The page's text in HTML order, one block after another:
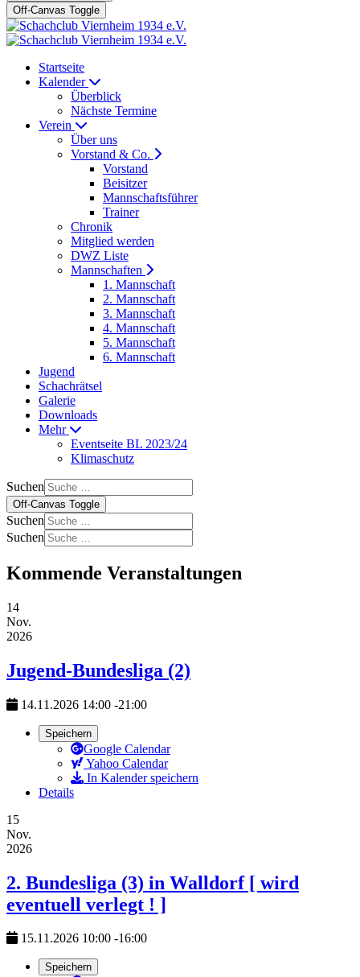
Off-Canvas Toggle
Startseite
Kalender
Überblick
Nächste Termine
Verein
Über uns
Vorstand & Co.
Vorstand
Beisitzer
Mannschaftsführer
Trainer
Chronik
Mitglied werden
DWZ Liste
Mannschaften
1. Mannschaft
2. Mannschaft
3. Mannschaft
4. Mannschaft
5. Mannschaft
6. Mannschaft
Jugend
Schachrätsel
Galerie
Downloads
Mehr
Eventseite BL 2023/24
Klimaschutz
Suchen
Off-Canvas Toggle
Suchen
Suchen
Kommende Veranstaltungen
14
Nov.
2026
Jugend-Bundesliga (2)
14.11.2026 14:00 -21:00
Speichern
Google Calendar
Yahoo Calendar
In Kalender speichern
Details
15
Nov.
2026
2. Bundesliga (3) in Walldorf [ wird
eventuell verlegt ! ]
15.11.2026 10:00 -16:00
Speichern